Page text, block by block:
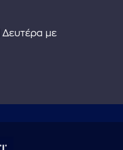
Δευτέρα με